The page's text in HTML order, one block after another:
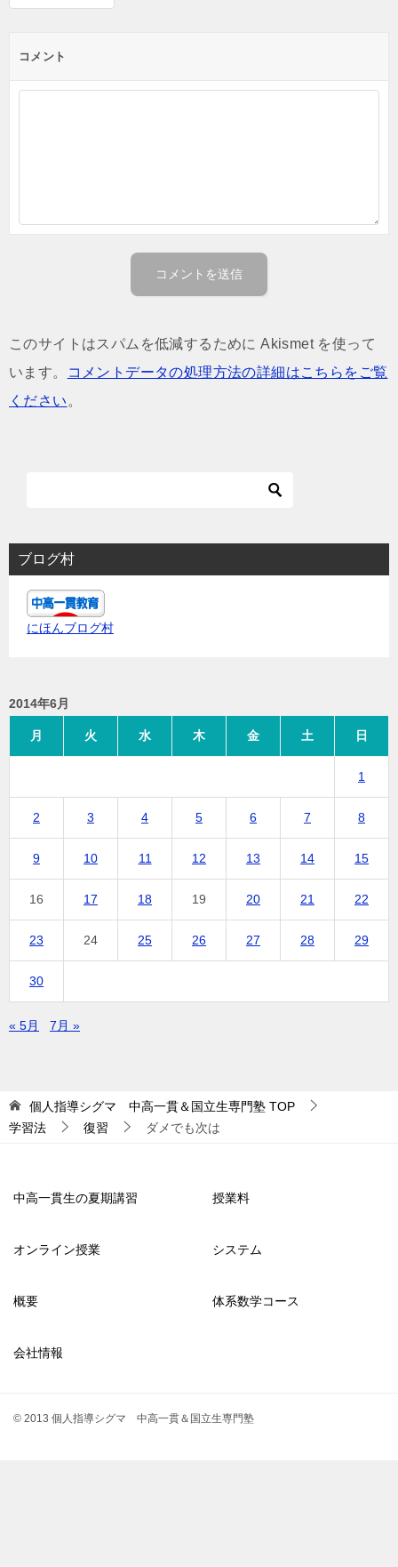
コメント
このサイトはスパムを低減するために Akismet を使って
います。
コメントデータの処理方法の詳細はこちらをご覧
ください 。
ブログ村
にほんブログ村
2014年6月
月 火 水 木 金 土 日
1
2 3 4 5 6 7 8
9 10 11 12 13 14 15
16 17 18 19 20 21 22
23 24 25 26 27 28 29
30
« 5月 7月 »
個人指導シグマ 中高一貫＆国立生専門塾 TOP
学習法
復習 ダメでも次は
中高一貫生の夏期講習 授業料
オンライン授業 システム
概要 体系数学コース
会社情報
© 2013 個人指導シグマ 中高一貫＆国立生専門塾